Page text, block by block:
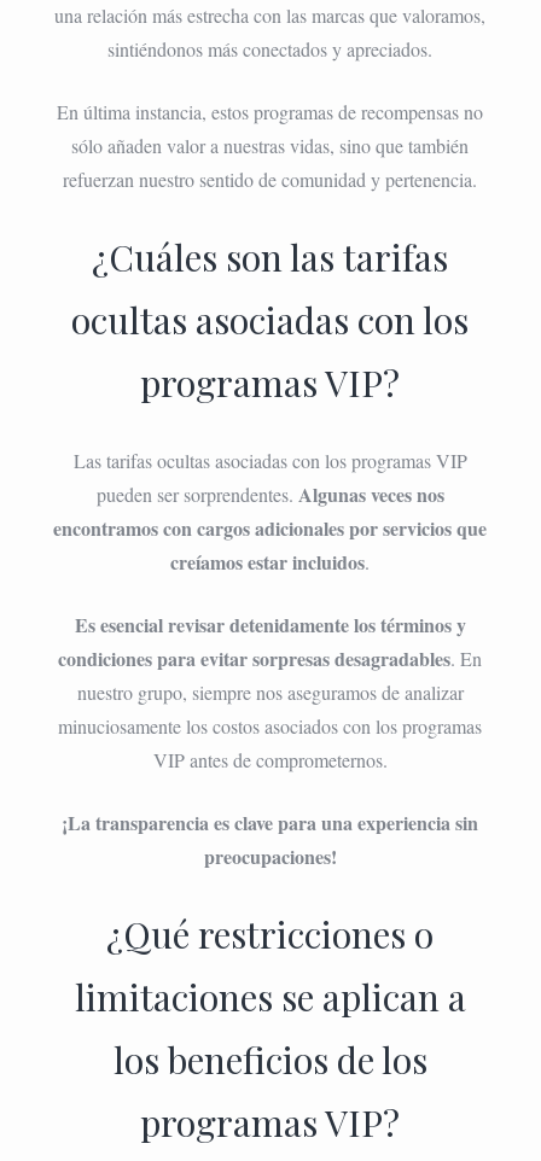
una relación más estrecha con las marcas que valoramos,
sintiéndonos más conectados y apreciados.
En última instancia, estos programas de recompensas no
sólo añaden valor a nuestras vidas, sino que también
refuerzan nuestro sentido de comunidad y pertenencia.
¿Cuáles son las tarifas
ocultas asociadas con los
programas VIP?
Las tarifas ocultas asociadas con los programas VIP
pueden ser sorprendentes. Algunas veces nos
encontramos con cargos adicionales por servicios que
creíamos estar incluidos.
Es esencial revisar detenidamente los términos y
condiciones para evitar sorpresas desagradables. En
nuestro grupo, siempre nos aseguramos de analizar
minuciosamente los costos asociados con los programas
VIP antes de comprometernos.
¡La transparencia es clave para una experiencia sin
preocupaciones!
¿Qué restricciones o
limitaciones se aplican a
los beneficios de los
programas VIP?